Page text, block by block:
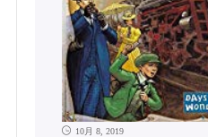
10月 8, 2019